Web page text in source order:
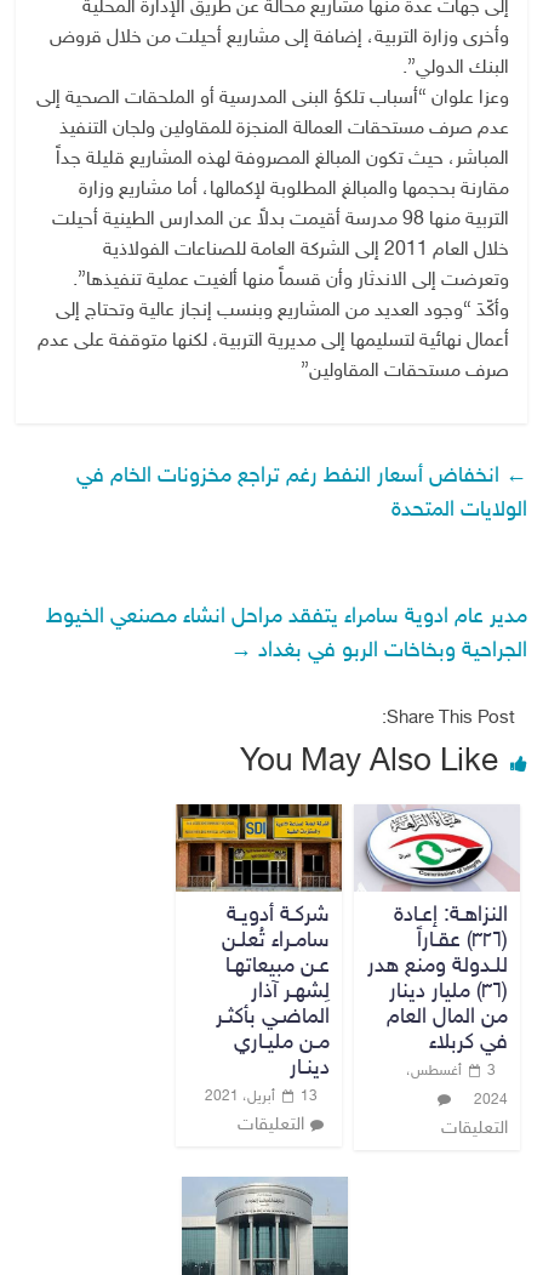
إلى جهات عدة منها مشاريع محالة عن طريق الإدارة المحلية
وأخرى وزارة التربية، إضافة إلى مشاريع أحيلت من خلال قروض
البنك الدولي”.
وعزا علوان “أسباب تلكؤ البنى المدرسية أو الملحقات الصحية إلى
عدم صرف مستحقات العمالة المنجزة للمقاولين ولجان التنفيذ
المباشر، حيث تكون المبالغ المصروفة لهذه المشاريع قليلة جداً
مقارنة بحجمها والمبالغ المطلوبة لإكمالها، أما مشاريع وزارة
التربية منها 98 مدرسة أقيمت بدلاً عن المدارس الطينية أحيلت
خلال العام 2011 إلى الشركة العامة للصناعات الفولاذية
وتعرضت إلى الاندثار وأن قسماً منها ألغيت عملية تنفيذها”.
وأكّدَ “وجود العديد من المشاريع وبنسب إنجاز عالية وتحتاج إلى
أعمال نهائية لتسليمها إلى مديرية التربية، لكنها متوقفة على عدم
صرف مستحقات المقاولين”
← انخفاض أسعار النفط رغم تراجع مخزونات الخام في
الولايات المتحدة
مدير عام ادوية سامراء يتفقد مراحل انشاء مصنعي الخيوط
الجراحية وبخاخات الربو في بغداد →
Share This Post:
You May Also Like
النزاهـة: إعـادة
(٣٢٦) عقـاراً
للـدولة ومنع هدر
(٣٦) مليار دينار
من المال العام
في كربلاء
3 أغسطس،
2024
التعليقات
شركـة أدويـة
سامـراء تُعلـن
عـن مبيعاتهـا
لِشهـر آذار
الماضـي بأكثـر
مـن مليـاري
دينـار
13 أبريل، 2021
التعليقات